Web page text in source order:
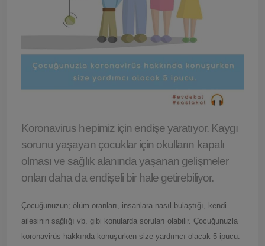
Koronavirus hepimiz için endişe yaratıyor. Kaygı
sorunu yaşayan çocuklar için okulların kapalı
olması ve sağlık alanında yaşanan gelişmeler
onları daha da endişeli bir hale getirebiliyor.
Çocuğunuzun; ölüm oranları, insanlara nasıl bulaştığı, kendi
ailesinin sağlığı vb. gibi konularda soruları olabilir. Çocuğunuzla
koronavirüs hakkında konuşurken size yardımcı olacak 5 ipucu.